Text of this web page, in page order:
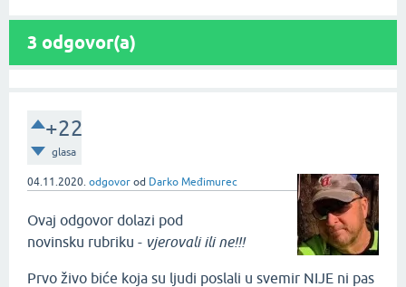
3 odgovor(a)
+22
glasa
04.11.2020. odgovor od Darko Međimurec
Ovaj odgovor dolazi pod
novinsku rubriku - vjerovali ili ne!!!
Prvo živo biće koja su ljudi poslali u svemir NIJE ni pas